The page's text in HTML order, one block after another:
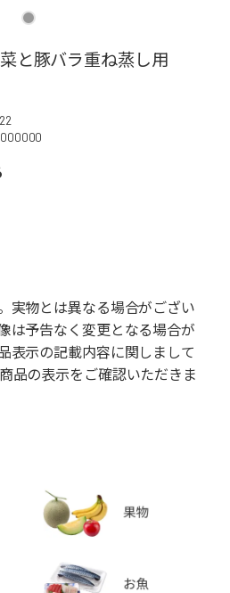
と豚バラ重ね蒸し用
実物とは異なる場合がござい
は予告なく変更となる場合が
表示の記載内容に関しまして
品の表示をご確認いただきま